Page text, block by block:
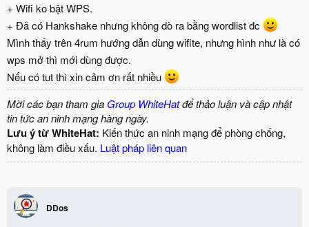
+ Wifi ko bật WPS.
+ Đã có Hankshake nhưng không dò ra bằng wordlist đc
Mình thấy trên 4rum hướng dẫn dùng wifite, nhưng hình như là có
wps mở thì mới dùng được.
Nếu có tut thì xin cảm ơn rất nhiều
Mời các bạn tham gia Group WhiteHatđể thảo luận và cập nhật
tin tức an ninh mạng hàng ngày.
Lưu ý từ WhiteHat: Kiến thức an ninh mạng để phòng chống,
không làm điều xấu. Luật pháp liên quan
DDos